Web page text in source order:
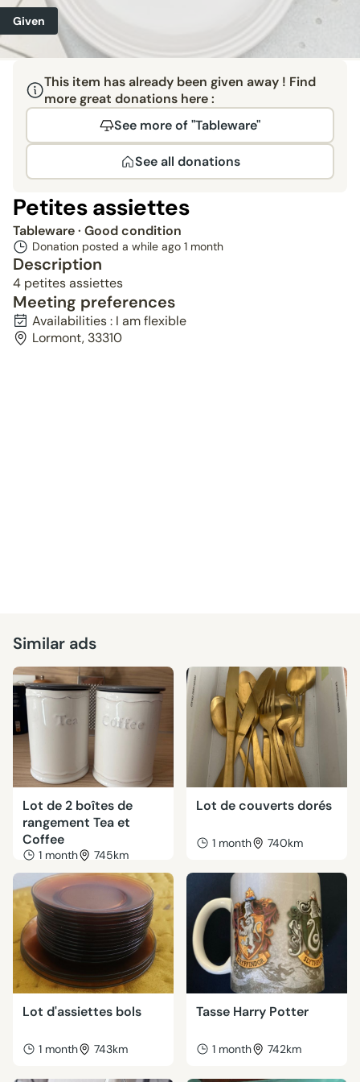
Given
This item has already been given away ! Find
more great donations here :
See more of "Tableware"
See all donations
Petites assiettes
Tableware· Good condition
Donation posted a while ago 1 month
Description
4 petites assiettes
Meeting preferences
Availabilities : I am flexible
Lormont, 33310
Similar ads
Lot de 2 boîtes de
rangement Tea et
Coffee
1 month 745km
Lot de couverts dorés
1 month 740km
Lot d'assiettes bols
1 month 743km
Tasse Harry Potter
1 month 742km